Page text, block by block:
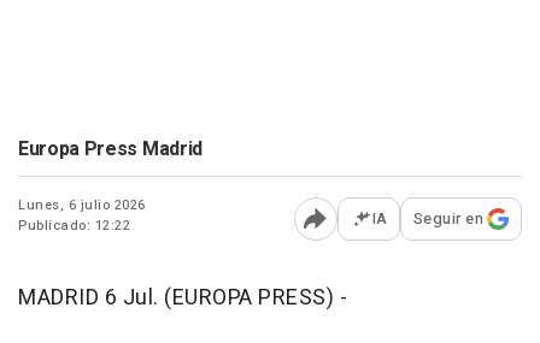
Europa Press Madrid
Lunes, 6 julio 2026
Publicado: 12:22
Abrir opciones para
IA Seguir en
MADRID 6 Jul. (EUROPA PRESS) -